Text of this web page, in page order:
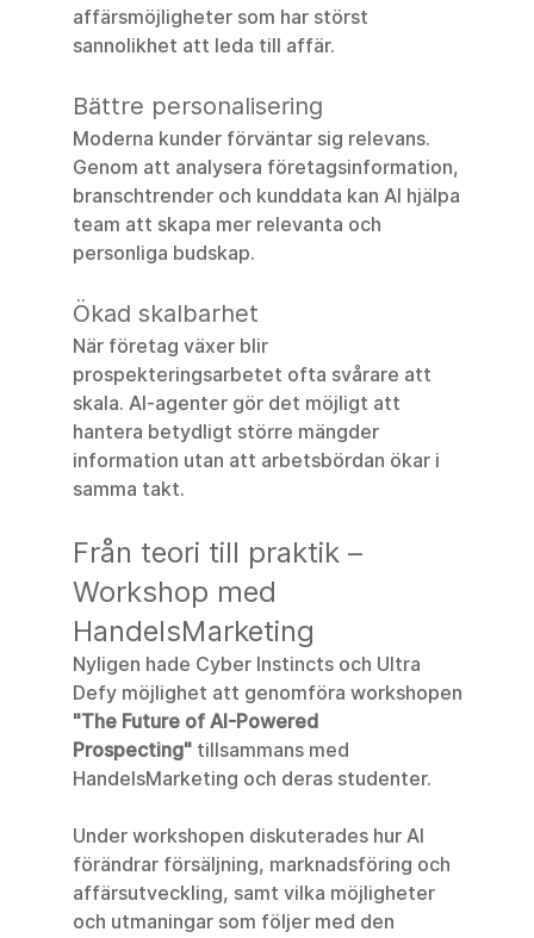
affärsmöjligheter som har störst
sannolikhet att leda till affär.
Bättre personalisering
Moderna kunder förväntar sig relevans.
Genom att analysera företagsinformation,
branschtrender och kunddata kan AI hjälpa
team att skapa mer relevanta och
personliga budskap.
Ökad skalbarhet
När företag växer blir
prospekteringsarbetet ofta svårare att
skala. AI-agenter gör det möjligt att
hantera betydligt större mängder
information utan att arbetsbördan ökar i
samma takt.
Från teori till praktik –
Workshop med
HandelsMarketing
Nyligen hade Cyber Instincts och Ultra
Defy möjlighet att genomföra workshopen
"The Future of AI-Powered
Prospecting" tillsammans med
HandelsMarketing och deras studenter.
Under workshopen diskuterades hur AI
förändrar försäljning, marknadsföring och
affärsutveckling, samt vilka möjligheter
och utmaningar som följer med den